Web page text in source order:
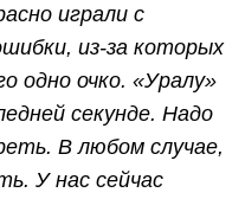
играли с
из-за которых
одно очко. «Уралу»
секунде. Надо
В любом случае,
У нас сейчас